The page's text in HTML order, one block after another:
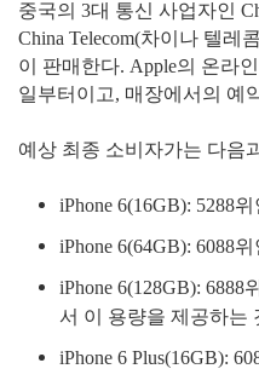
중국의 3대 통신 사업자인
China Telecom(차이나 텔레
이 판매한다. Apple의 온라
일부터이고, 매장에서의 예
예상 최종 소비자가는 다음
iPhone 6(16GB): 5288
iPhone 6(64GB): 6088
iPhone 6(128GB): 6888
서 이 용량을 제공하는
iPhone 6 Plus(16GB):